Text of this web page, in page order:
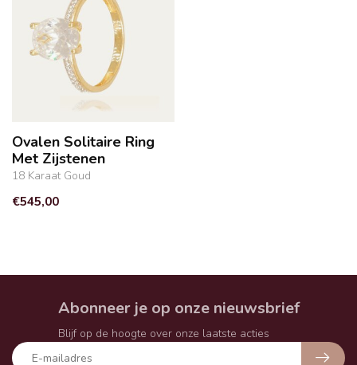
Ovalen Solitaire Ring
Met Zijstenen
18 Karaat Goud
€545,00
Abonneer je op onze nieuwsbrief
Blijf op de hoogte over onze laatste acties